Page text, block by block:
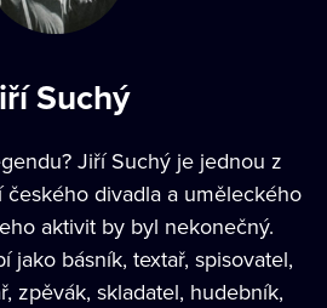
Suchý
Jiří Suchý je jednou z
divadla a uměleckého
aktivit by byl nekonečný.
jako básník, textař, spisovatel,
zpěvák, skladatel, hudebník,